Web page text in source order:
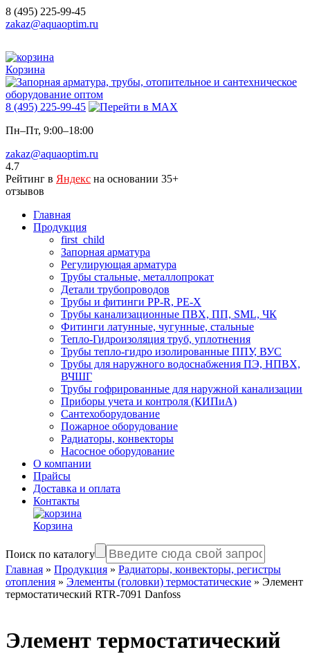
8 (495) 225-99-45
zakaz@aquaoptim.ru
Корзина
8 (495) 225-99-45
Пн–Пт, 9:00–18:00
zakaz@aquaoptim.ru
4.7
Рейтинг в Яндекс на основании 35+
отзывов
Главная
Продукция
first_child
Запорная арматура
Регулирующая арматура
Трубы стальные, металлопрокат
Детали трубопроводов
Трубы и фитинги PP-R, PE-X
Трубы канализационные ПВХ, ПП, SML, ЧК
Фитинги латунные, чугунные, стальные
Тепло-Гидроизоляция труб, уплотнения
Трубы тепло-гидро изолированные ППУ, ВУС
Трубы для наружного водоснабжения ПЭ, НПВХ,
ВЧШГ
Трубы гофрированные для наружной канализации
Приборы учета и контроля (КИПиА)
Сантехоборудование
Пожарное оборудование
Радиаторы, конвекторы
Насосное оборудование
О компании
Прайсы
Доставка и оплата
Контакты
Корзина
Поиск по каталогу
Главная » Продукция » Радиаторы, конвекторы, регистры
отопления » Элементы (головки) термостатические » Элемент
термостатический RTR-7091 Danfoss
Элемент термостатический